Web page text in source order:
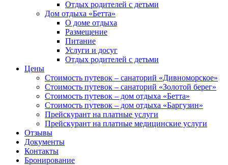
Отдых родителей с детьми
Дом отдыха «Бетта»
О доме отдыха
Размещение
Питание
Услуги и досуг
Отдых родителей с детьми
Цены
Стоимость путевок – санаторий «Дивноморское»
Стоимость путевок – санаторий «Золотой берег»
Стоимость путевок – дом отдыха «Бетта»
Стоимость путевок – дом отдыха «Баргузин»
Прейскурант на платные услуги
Прейскурант на платные медицинские услуги
Отзывы
Документы
Контакты
Бронирование